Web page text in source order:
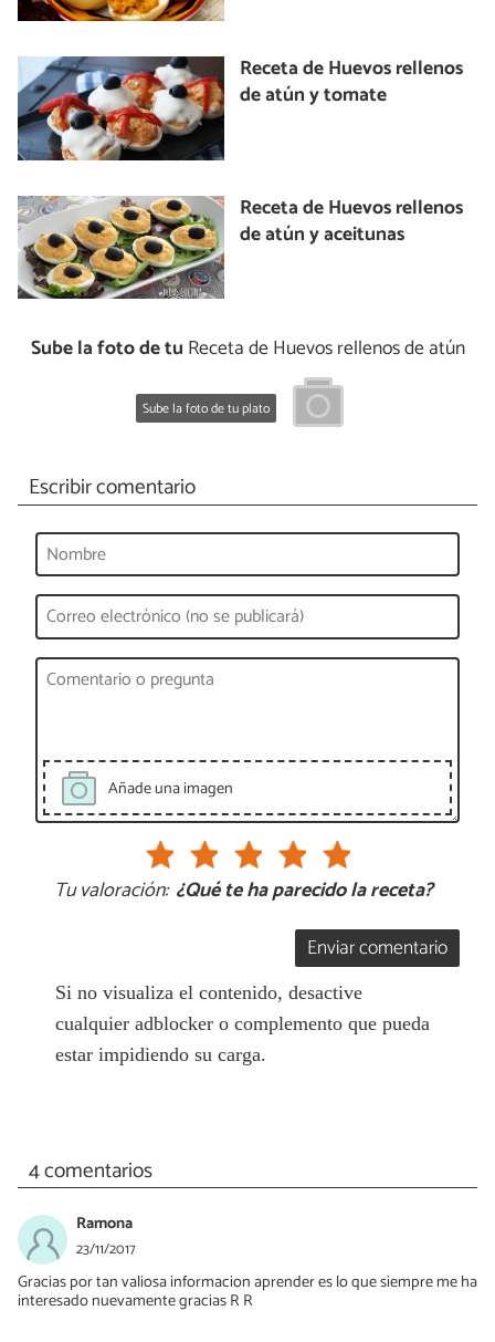
Receta de Huevos rellenos
de atún y tomate
Receta de Huevos rellenos
de atún y aceitunas
Sube la foto de tu Receta de Huevos rellenos de atún
Sube la foto de tu plato
Escribir comentario
Añade una imagen
Tu valoración: ¿Qué te ha parecido la receta?
Enviar comentario
Si no visualiza el contenido, desactive
cualquier adblocker o complemento que pueda
estar impidiendo su carga.
4 comentarios
Ramona
23/11/2017
Gracias por tan valiosa informacion aprender es lo que siempre me ha
interesado nuevamente gracias R R